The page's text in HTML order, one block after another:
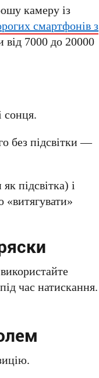
камеру із
смартфонів з
7000 до 20000
сонця.
без підсвітки —
підсвітка) і
час натискання.